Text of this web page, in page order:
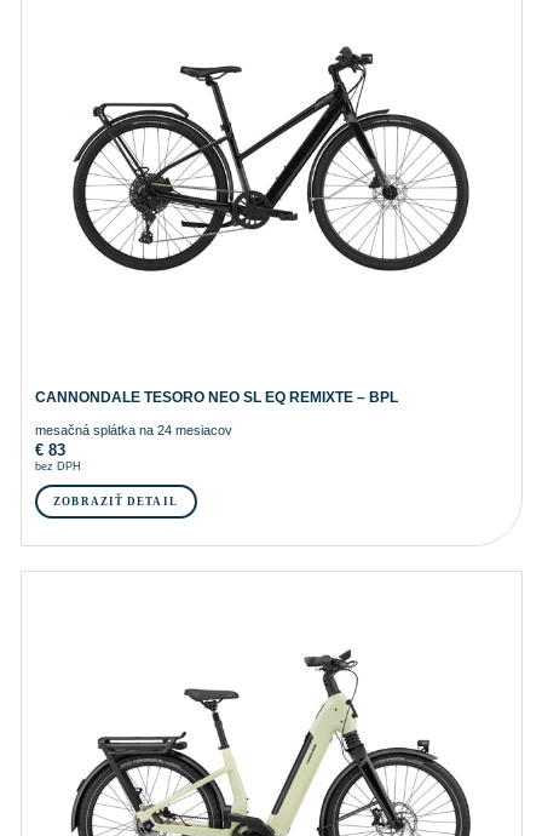
CANNONDALE TESORO NEO SL EQ REMIXTE – BPL
mesačná splátka na 24 mesiacov
€83
bez DPH
ZOBRAZIŤ DETAIL